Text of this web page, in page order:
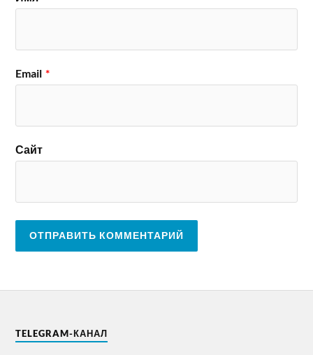
Email *
Сайт
TELEGRAM-КАНАЛ